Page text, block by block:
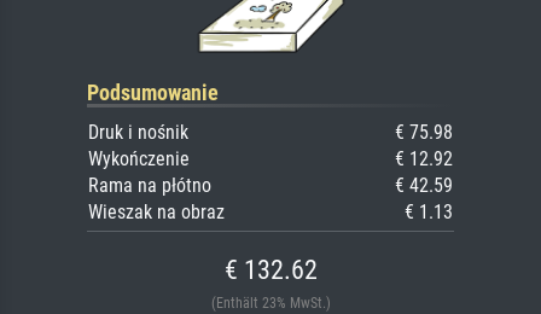
Podsumowanie
Druk i nośnik
€ 75.98
Wykończenie
€ 12.92
Rama na płótno
€ 42.59
Wieszak na obraz
€ 1.13
€ 132.62
(Enthält 23% MwSt.)